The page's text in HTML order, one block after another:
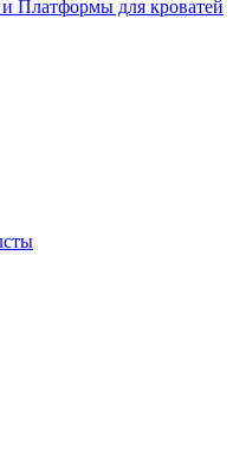
Платформы для кроватей